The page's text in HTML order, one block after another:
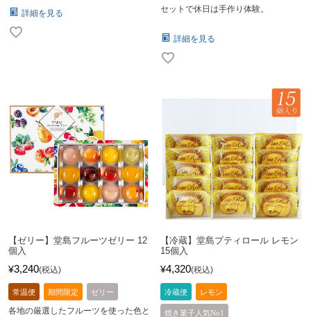
詳細を見る
セットで休日は手作り体験。
詳細を見る
【ゼリー】堂島フルーツゼリー 12
個入
¥3,240 税込
常温便 期間限定 ゼリー
各地の厳選したフルーツを使った色と
【冷蔵】堂島プティロール レモン
15個入
¥4,320 税込
冷蔵便 レモン
焼き菓子人気No1